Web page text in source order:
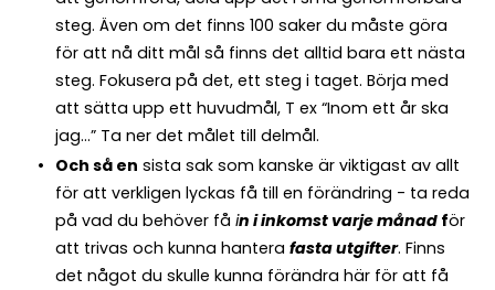
steg. Även om det finns 100 saker du måste göra
för att nå ditt mål så finns det alltid bara ett nästa
steg. Fokusera på det, ett steg i taget. Börja med
att sätta upp ett huvudmål, T ex “Inom ett år ska
jag…” Ta ner det målet till delmål.
Och så en sista sak som kanske är viktigast av allt
för att verkligen lyckas få till en förändring - ta reda
på vad du behöver få in i inkomst varje månadför
att trivas och kunna hantera fasta utgifter. Finns
det något du skulle kunna förändra här för att få